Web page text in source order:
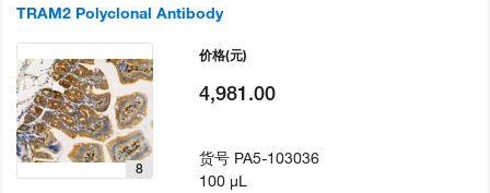
TRAM2 Polyclonal Antibody
8
价格(元)
4,981.00
货号 PA5-103036
100 µL